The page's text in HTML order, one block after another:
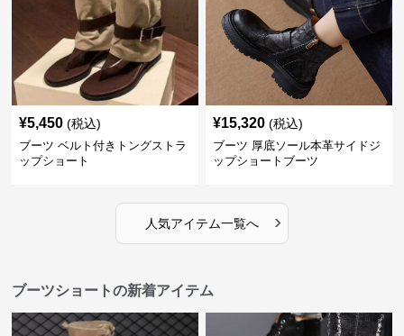
¥5,450 (税込)
ブーツ ベルト付きトングストラ
ップショート
¥15,320 (税込)
ブーツ 厚底ソール本革サイドジ
ップショートブーツ
人気アイテム一覧へ ›
ブーツショートの新着アイテム